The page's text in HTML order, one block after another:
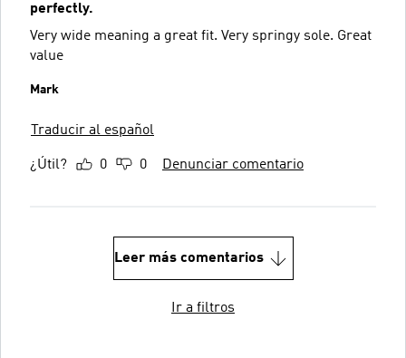
perfectly.
Very wide meaning a great fit. Very springy sole. Great
value
Mark
Traducir al español
¿Útil? 0 0 Denunciar comentario
Leer más comentarios
Ir a filtros